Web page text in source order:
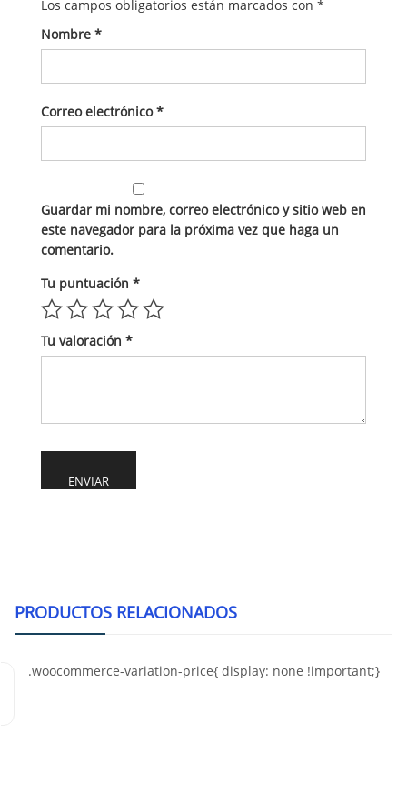
Los campos obligatorios están marcados con *
Nombre *
Correo electrónico*
Guardar mi nombre, correo electrónico y sitio web en
este navegador para la próxima vez que haga un
comentario.
Tu puntuación *
Tu valoración *
PRODUCTOS RELACIONADOS